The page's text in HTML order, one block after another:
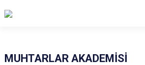
MUHTARLAR AKADEMİSİ